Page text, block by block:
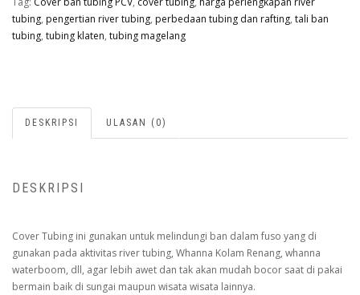
tubing, pengertian river tubing, perbedaan tubing dan rafting, tali ban
tubing, tubing klaten, tubing magelang
DESKRIPSI ULASAN (0)
DESKRIPSI
Cover Tubing ini gunakan untuk melindungi ban dalam fuso yang di
gunakan pada aktivitas river tubing, Whanna Kolam Renang, whanna
waterboom, dll, agar lebih awet dan tak akan mudah bocor saat di pakai
bermain baik di sungai maupun wisata wisata lainnya.